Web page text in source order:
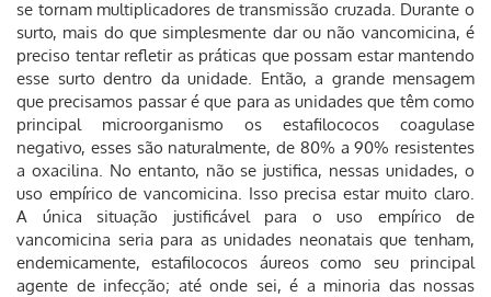
se tornam multiplicadores de transmissão cruzada. Durante o
surto, mais do que simplesmente dar ou não vancomicina, é
preciso tentar refletir as práticas que possam estar mantendo
esse surto dentro da unidade. Então, a grande mensagem
que precisamos passar é que para as unidades que têm como
principal microorganismo os estafilococos coagulase
negativo, esses são naturalmente, de 80% a 90% resistentes
a oxacilina. No entanto, não se justifica, nessas unidades, o
uso empírico de vancomicina. Isso precisa estar muito claro.
A única situação justificável para o uso empírico de
vancomicina seria para as unidades neonatais que tenham,
endemicamente, estafilococos áureos como seu principal
agente de infecção; até onde sei, é a minoria das nossas